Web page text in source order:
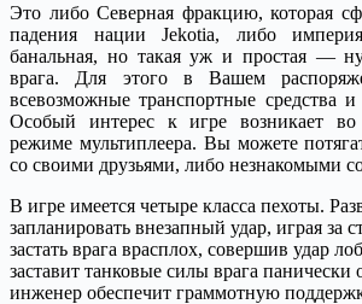
Это либо Северная фракцию, которая
падения нации Jekotia, либо
банальная, но такая уж и простая —
врага. Для этого в Вашем
всевозможные транспортные средства
Особый интерес к игре возникает
режиме мультиплеера. Вы можете
со своими друзьями, либо незнакомыми
В игре имеется четыре класса пехоты.
запланировать внезапный удар, играя за
застать врага врасплох, совершив удар
заставит танковые силы врага панически
инженер обеспечит граммотную